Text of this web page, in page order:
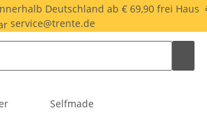
service@trente.de
Selfmade